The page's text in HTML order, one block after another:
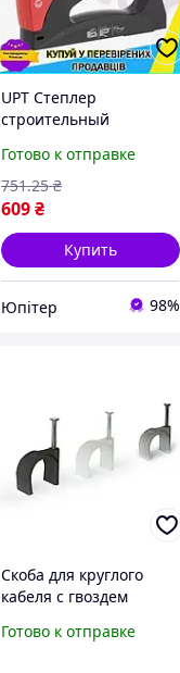
UPT Степлер
строительный
под скобу 11.3x0.7x6-14
мм для мебели и
драпировки крепежны
UPT66-
Готово к отправке
609 ₴
751.25 ₴
Купить
Юпітер 98%
Скоба для круглого
кабеля с гвоздем
(100шт)
Готово к отправке